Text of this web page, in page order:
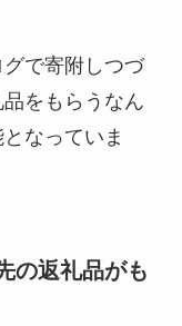
で寄附しつづ
をもらうなん
なっていま
の返礼品がも